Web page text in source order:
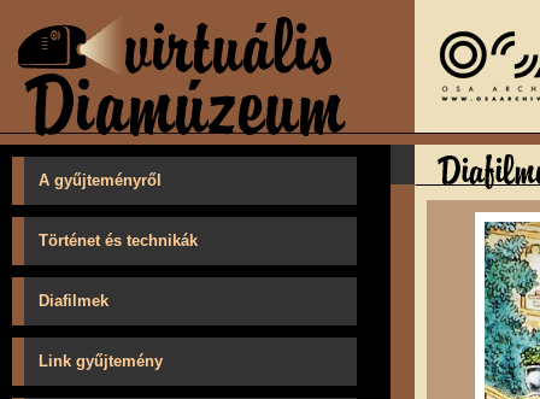
A gyűjteményről
Történet és technikák
Diafilmek
Link gyűjtemény